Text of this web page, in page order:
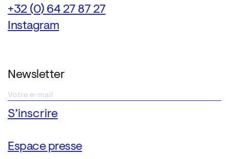
+32 (0) 64 27 87 27
Instagram
Newsletter
Espace presse